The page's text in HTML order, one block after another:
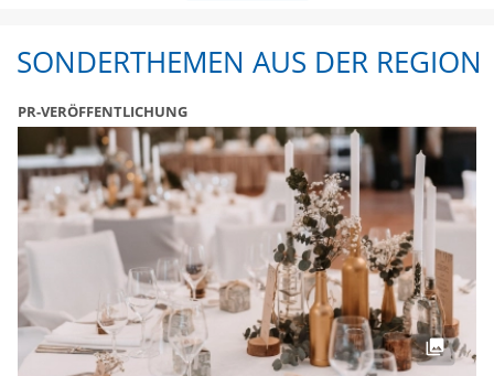
SONDERTHEMEN AUS DER REGION
PR-VERÖFFENTLICHUNG